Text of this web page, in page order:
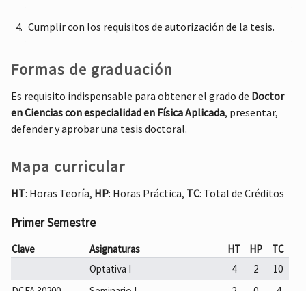
Cumplir con los requisitos de autorización de la tesis.
Formas de graduación
Es requisito indispensable para obtener el grado de Doctor
en Ciencias con especialidad en Física Aplicada, presentar,
defender y aprobar una tesis doctoral.
Mapa curricular
HT: Horas Teoría, HP: Horas Práctica, TC: Total de Créditos
Primer Semestre
Clave Asignaturas HT HP
TC
Optativa I
4 2
10